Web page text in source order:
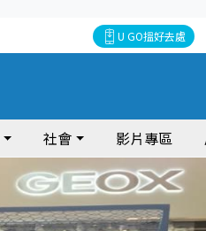
U GO搵好去處
社會 影片專區